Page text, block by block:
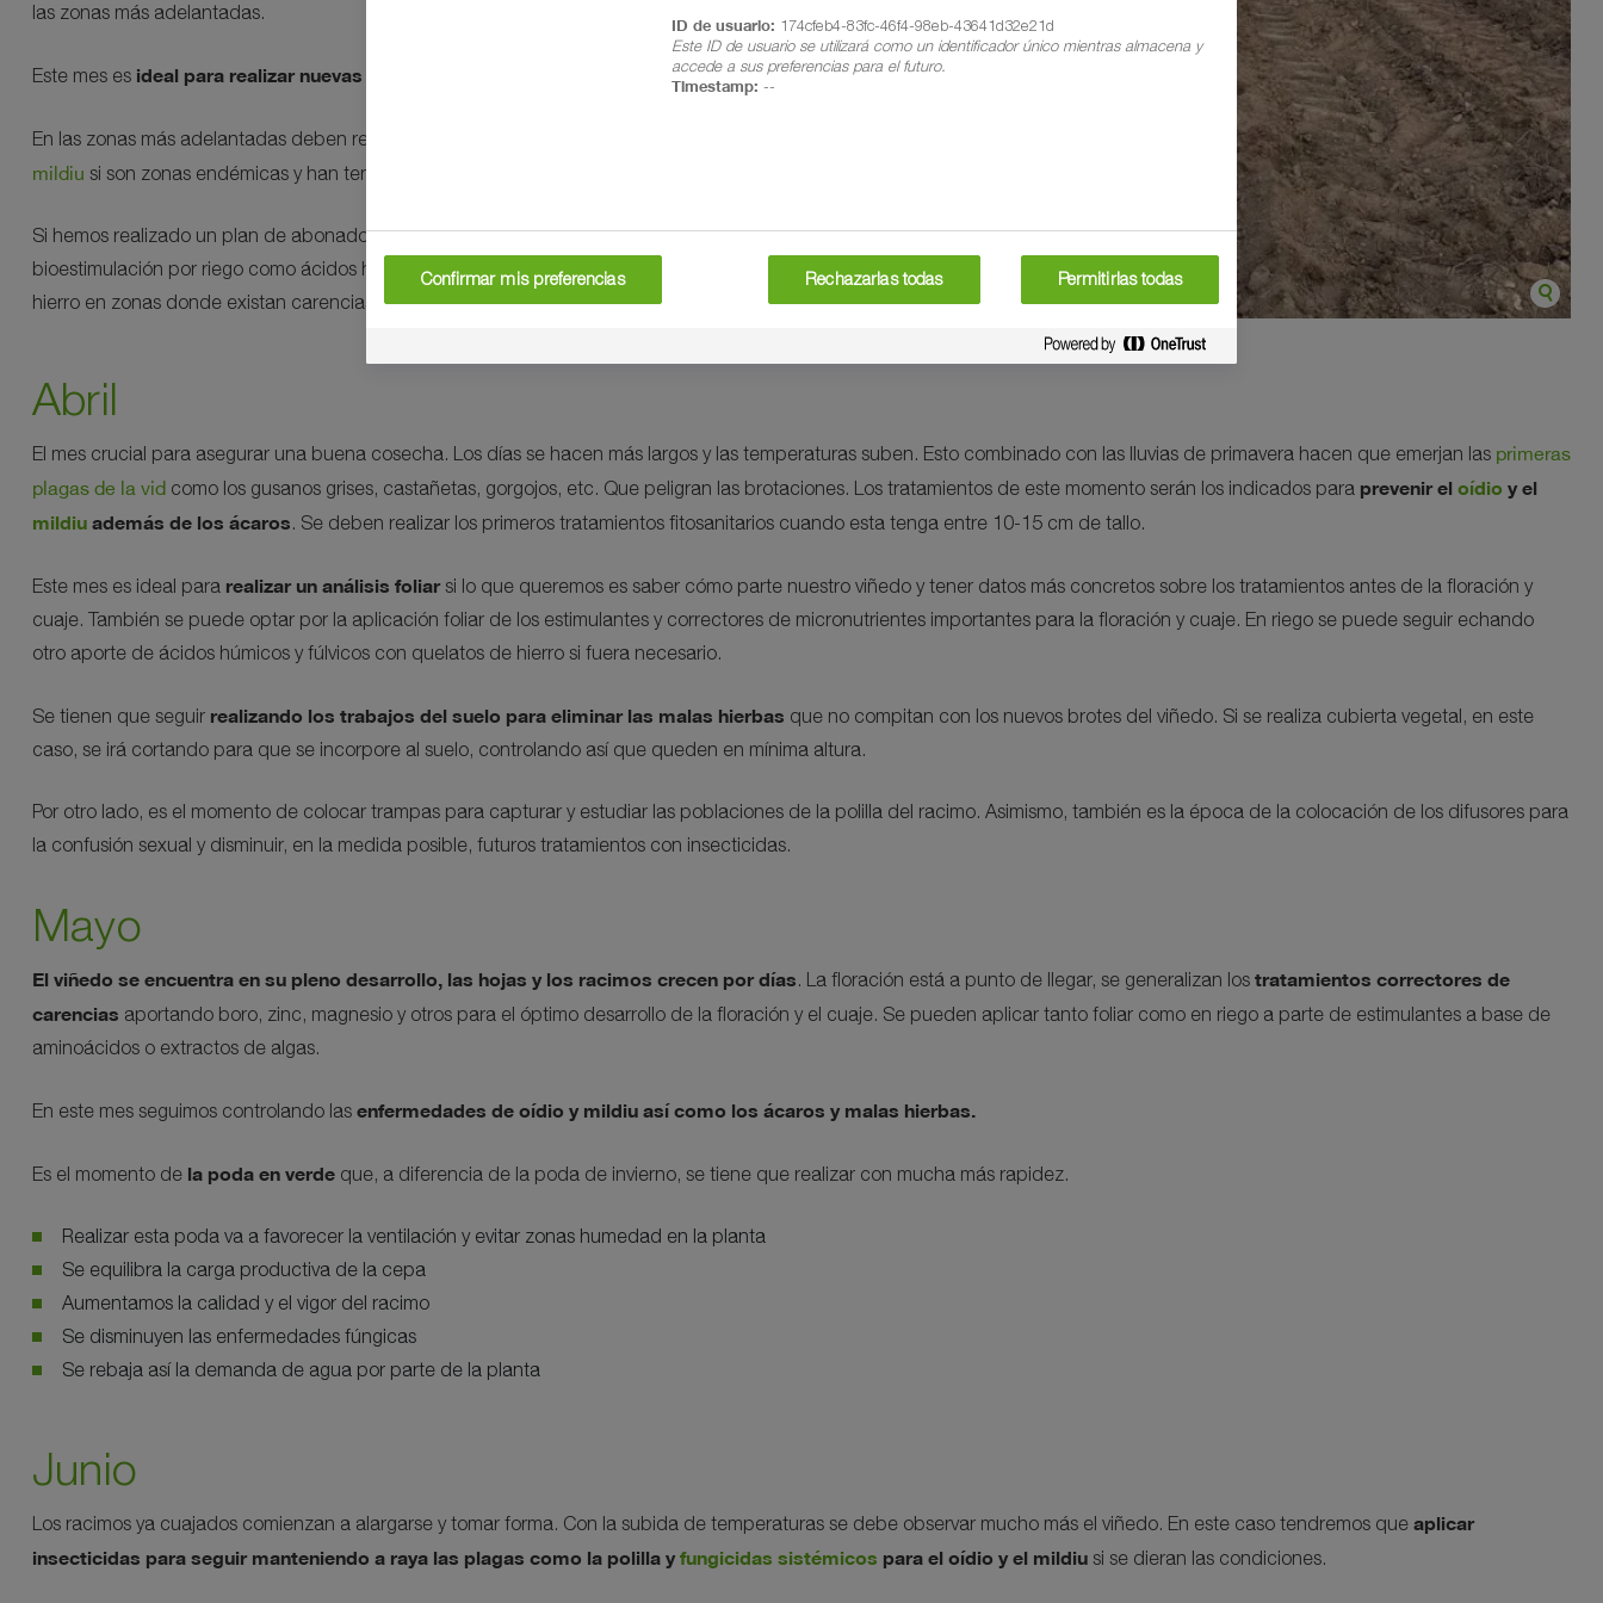
las zonas más adelantadas.
Este mes es ideal para realizar nuevas plantaciones.
En las zonas más adelantadas deben realizarse los tratamientos preventivos contra
mildiu si son zonas endémicas y han tenido estas enfermedades en la campaña anterior.
Si hemos realizado un plan de abonado para regadío tendremos los primeros aportes de
bioestimulación por riego como ácidos húmicos y fúlvicos además de aportar quelatos de
hierro en zonas donde existan carencias y amarilleos por exceso de caliza activa.
Abril
El mes crucial para asegurar una buena cosecha. Los días se hacen más largos y las temperaturas suben. Esto combinado con las lluvias de primavera hacen que emerjan las primeras
plagas de la vid como los gusanos grises, castañetas, gorgojos, etc. Que peligran las brotaciones. Los tratamientos de este momento serán los indicados para prevenir el oídio y el
mildiu además de los ácaros. Se deben realizar los primeros tratamientos fitosanitarios cuando esta tenga entre 10-15 cm de tallo.
Este mes es ideal para realizar un análisis foliar si lo que queremos es saber cómo parte nuestro viñedo y tener datos más concretos sobre los tratamientos antes de la floración y
cuaje. También se puede optar por la aplicación foliar de los estimulantes y correctores de micronutrientes importantes para la floración y cuaje. En riego se puede seguir echando
otro aporte de ácidos húmicos y fúlvicos con quelatos de hierro si fuera necesario.
Se tienen que seguir realizando los trabajos del suelo para eliminar las malas hierbas que no compitan con los nuevos brotes del viñedo. Si se realiza cubierta vegetal, en este
caso, se irá cortando para que se incorpore al suelo, controlando así que queden en mínima altura.
Por otro lado, es el momento de colocar trampas para capturar y estudiar las poblaciones de la polilla del racimo. Asimismo, también es la época de la colocación de los difusores para
la confusión sexual y disminuir, en la medida posible, futuros tratamientos con insecticidas.
Mayo
El viñedo se encuentra en su pleno desarrollo, las hojas y los racimos crecen por días. La floración está a punto de llegar, se generalizan los tratamientos correctores de
carencias aportando boro, zinc, magnesio y otros para el óptimo desarrollo de la floración y el cuaje. Se pueden aplicar tanto foliar como en riego a parte de estimulantes a base de
aminoácidos o extractos de algas.
En este mes seguimos controlando las enfermedades de oídio y mildiu así como los ácaros y malas hierbas.
Es el momento de la poda en verde que, a diferencia de la poda de invierno, se tiene que realizar con mucha más rapidez.
Realizar esta poda va a favorecer la ventilación y evitar zonas humedad en la planta
Se equilibra la carga productiva de la cepa
Aumentamos la calidad y el vigor del racimo
Se disminuyen las enfermedades fúngicas
Se rebaja así la demanda de agua por parte de la planta
Junio
Los racimos ya cuajados comienzan a alargarse y tomar forma. Con la subida de temperaturas se debe observar mucho más el viñedo. En este caso tendremos que aplicar
insecticidas para seguir manteniendo a raya las plagas como la polilla y fungicidas sistémicos para el oídio y el mildiu si se dieran las condiciones.
ID de usuario: 174cfeb4-83fc-46f4-98eb-43641d32e21d
Este ID de usuario se utilizará como un identificador único mientras almacena y
accede a sus preferencias para el futuro.
Timestamp: --
Confirmar mis preferencias Rechazarlas todas Permitirlas todas